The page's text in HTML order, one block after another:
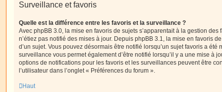
Surveillance et favoris
Quelle est la différence entre les favoris et la surveillance ?
Avec phpBB 3.0, la mise en favoris de sujets s’apparentait à la gestion des
n’étiez pas notifié des mises à jour. Depuis phpBB 3.1, la mise en favoris
d’un sujet. Vous pouvez désormais être notifié lorsqu’un sujet favoris a été
surveillance vous permet également d’être notifié lorsqu’il y a une mise à
options de notifications pour les favoris et les surveillances peuvent être
l’utilisateur dans l’onglet « Préférences du forum ».
Haut